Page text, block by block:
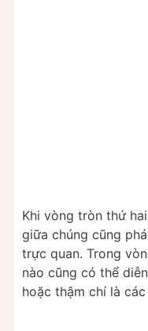
Khi vòng tròn thứ
giữa chúng cũng
trực quan. Trong
nào cũng có thể
hoặc thậm chí là